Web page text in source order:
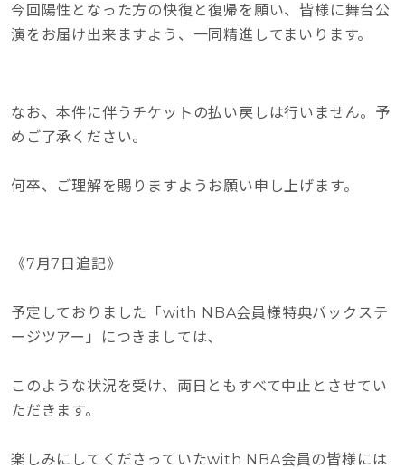
今回陽性となった方の快復と復帰を願い、皆様に舞台公
演をお届け出来ますよう、一同精進してまいります。
なお、本件に伴うチケットの払い戻しは行いません。予
めご了承ください。
何卒、ご理解を賜りますようお願い申し上げます。
《7月7日追記》
予定しておりました「with NBA会員様特典バックステ
ージツアー」につきましては、
このような状況を受け、両日ともすべて中止とさせてい
ただきます。
楽しみにしてくださっていたwith NBA会員の皆様には